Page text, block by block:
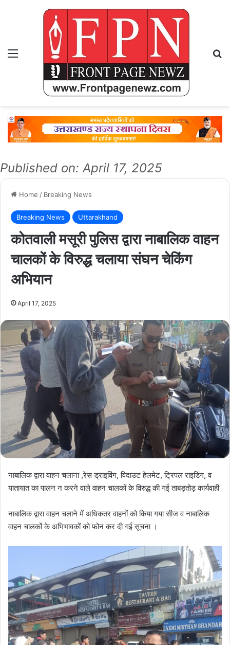
Menu
Published on: April 17, 2025
Home / Breaking News
Breaking News Uttarakhand
कोतवाली मसूरी पुलिस द्वारा नाबालिक वाहन
चालकों के विरुद्ध चलाया संघन चेकिंग
अभियान
April 17, 2025
नाबालिक द्वारा वाहन चलाना ,रेस ड्राइविंग, विदाउट हेलमेट, ट्रिपल राइडिंग, व
यातायात का पालन न करने वाले वाहन चालकों के विरुद्ध की गई ताबड़तोड़ कार्यवाही
नाबालिक द्वारा वाहन चलाने में अधिकतर वाहनों को किया गया सीज व नाबालिक
वाहन चालकों के अभिभावकों को फोन कर दी गई सूचना ।